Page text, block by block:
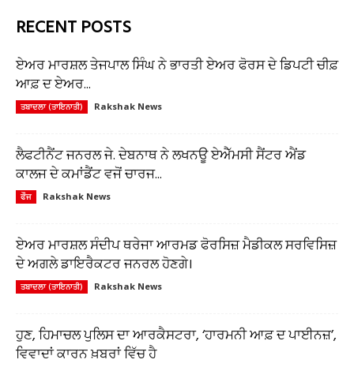
RECENT POSTS
ਏਅਰ ਮਾਰਸ਼ਲ ਤੇਜਪਾਲ ਸਿੰਘ ਨੇ ਭਾਰਤੀ ਏਅਰ ਫੋਰਸ ਦੇ ਡਿਪਟੀ ਚੀਫ਼
ਆਫ਼ ਦ ਏਅਰ...
ਤਬਾਦਲਾ (ਤਾਇਨਾਤੀ) Rakshak News
ਲੈਫਟੀਨੈਂਟ ਜਨਰਲ ਜੇ. ਦੇਬਨਾਥ ਨੇ ਲਖਨਊ ਏਐੱਮਸੀ ਸੈਂਟਰ ਐਂਡ
ਕਾਲਜ ਦੇ ਕਮਾਂਡੈਂਟ ਵਜੋਂ ਚਾਰਜ...
ਫੌਜ Rakshak News
ਏਅਰ ਮਾਰਸ਼ਲ ਸੰਦੀਪ ਥਰੇਜਾ ਆਰਮਡ ਫੋਰਸਿਜ਼ ਮੈਡੀਕਲ ਸਰਵਿਸਿਜ਼
ਦੇ ਅਗਲੇ ਡਾਇਰੈਕਟਰ ਜਨਰਲ ਹੋਣਗੇ।
ਤਬਾਦਲਾ (ਤਾਇਨਾਤੀ) Rakshak News
ਹੁਣ, ਹਿਮਾਚਲ ਪੁਲਿਸ ਦਾ ਆਰਕੈਸਟਰਾ, ‘ਹਾਰਮਨੀ ਆਫ਼ ਦ ਪਾਈਨਜ਼’,
ਵਿਵਾਦਾਂ ਕਾਰਨ ਖ਼ਬਰਾਂ ਵਿੱਚ ਹੈ